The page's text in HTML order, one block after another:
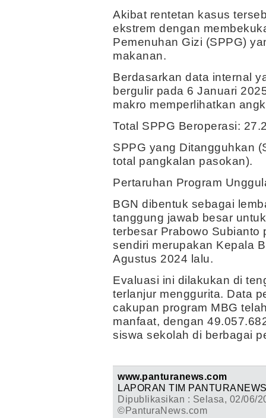
Akibat rentetan kasus
ekstrem dengan
Pemenuhan Gizi (SPPG)
makanan.
Berdasarkan data internal
bergulir pada 6 Januari
makro memperlihatkan
Total SPPG Beroperasi:
SPPG yang Ditangguhkan
total pangkalan pasokan).
Pertaruhan Program
BGN dibentuk sebagai
tanggung jawab besar
terbesar Prabowo Subianto
sendiri merupakan Kepala
Agustus 2024 lalu.
Evaluasi ini dilakukan di
terlanjur menggurita. Data
cakupan program MBG
manfaat, dengan
siswa sekolah di berbagai
www.panturanews.com
LAPORAN TIM
Dipublikasikan : Selasa, 02/06/
©PanturaNews.com